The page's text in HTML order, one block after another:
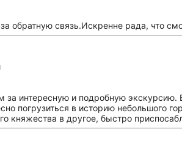
обратную связь.Искренне рада, что
за интересную и подробную
погрузиться в историю небольшого
княжества в другое, быстро